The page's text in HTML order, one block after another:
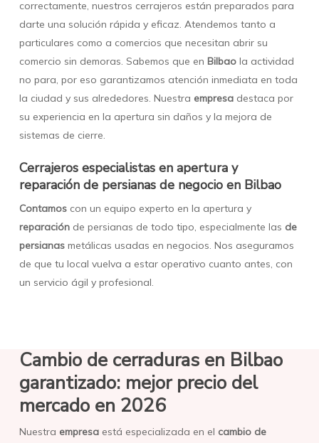
correctamente, nuestros cerrajeros están preparados para
darte una solución rápida y eficaz. Atendemos tanto a
particulares como a comercios que necesitan abrir su
comercio sin demoras. Sabemos que en Bilbaola actividad
no para, por eso garantizamos atención inmediata en toda
la ciudad y sus alrededores. Nuestra empresadestaca por
su experiencia en la apertura sin daños y la mejora de
sistemas de cierre.
Cerrajeros especialistas en apertura y
reparación de persianas de negocio en Bilbao
Contamoscon un equipo experto en la apertura y
reparaciónde persianas de todo tipo, especialmente las de
persianasmetálicas usadas en negocios. Nos aseguramos
de que tu local vuelva a estar operativo cuanto antes, con
un servicio ágil y profesional.
Cambio de cerraduras en Bilbao
garantizado: mejor precio del
mercado en 2026
Nuestra empresaestá especializada en el cambio de